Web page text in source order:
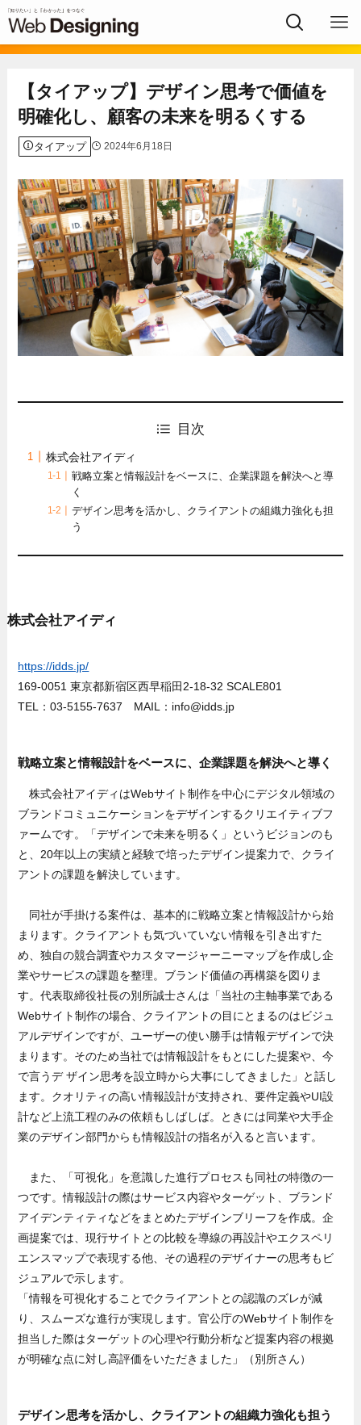
【タイアップ】デザイン思考で価値を
明確化し、顧客の未来を明るくする
タイアップ 2024年6月18日
目次
株式会社アイディ
戦略立案と情報設計をベースに、企業課題を解決へと導
く
デザイン思考を活かし、クライアントの組織力強化も担
う
株式会社アイディ
https://idds.jp/
169-0051 東京都新宿区西早稲田2-18-32 SCALE801
TEL：03-5155-7637 MAIL：info@idds.jp
戦略立案と情報設計をベースに、企業課題を解決へと導く
株式会社アイディはWebサイト制作を中心にデジタル領域の
ブランドコミュニケーションをデザインするクリエイティブフ
ァームです。「デザインで未来を明るく」というビジョンのも
と、20年以上の実績と経験で培ったデザイン提案力で、クライ
アントの課題を解決しています。
同社が手掛ける案件は、基本的に戦略立案と情報設計から始
まります。クライアントも気づいていない情報を引き出すた
め、独自の競合調査やカスタマージャーニーマップを作成し企
業やサービスの課題を整理。ブランド価値の再構築を図りま
す。代表取締役社長の別所誠士さんは「当社の主軸事業である
Webサイト制作の場合、クライアントの目にとまるのはビジュ
アルデザインですが、ユーザーの使い勝手は情報デザインで決
まります。そのため当社では情報設計をもとにした提案や、今
で言うデ ザイン思考を設立時から大事にしてきました」と話し
ます。クオリティの高い情報設計が支持され、要件定義やUI設
計など上流工程のみの依頼もしばしば。ときには同業や大手企
業のデザイン部門からも情報設計の指名が入ると言います。
また、「可視化」を意識した進行プロセスも同社の特徴の一
つです。情報設計の際はサービス内容やターゲット、ブランド
アイデンティティなどをまとめたデザインブリーフを作成。企
画提案では、現行サイトとの比較を導線の再設計やエクスペリ
エンスマップで表現する他、その過程のデザイナーの思考もビ
ジュアルで示します。
「情報を可視化することでクライアントとの認識のズレが減
り、スムーズな進行が実現します。官公庁のWebサイト制作を
担当した際はターゲットの心理や行動分析など提案内容の根拠
が明確な点に対し高評価をいただきました」（別所さん）
デザイン思考を活かし、クライアントの組織力強化も担う